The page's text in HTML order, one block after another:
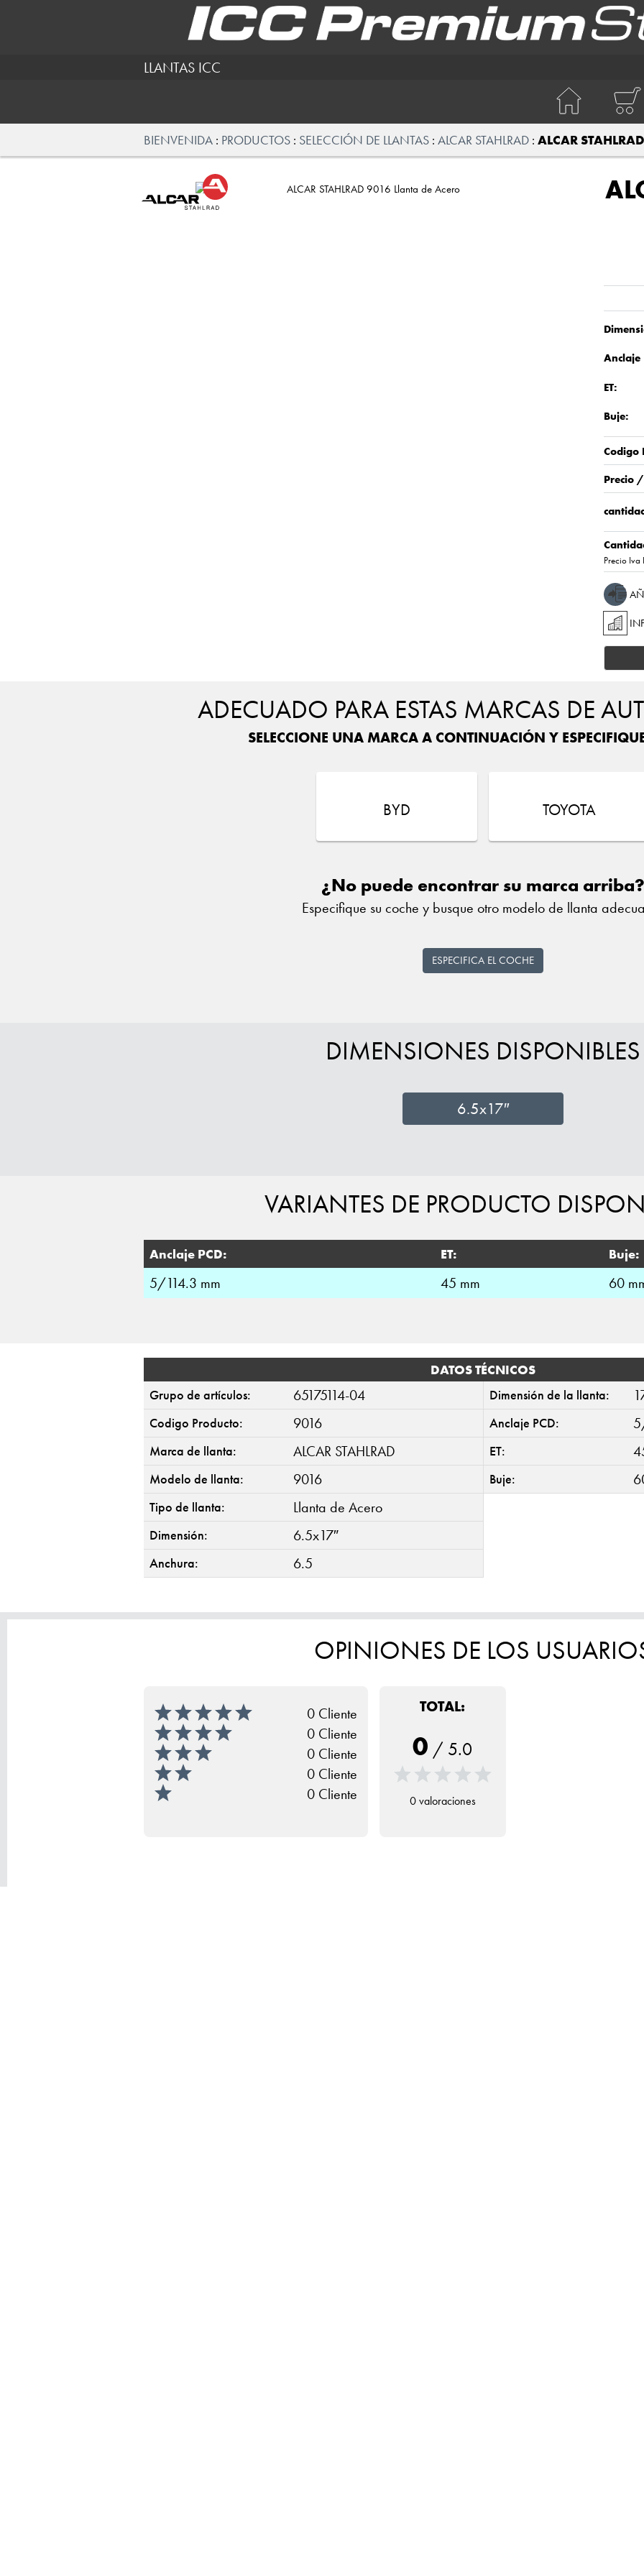
LLANTAS ICC
BIENVENIDA PRODUCTOS SELECCIÓN DE LLANTAS ALCAR STAHLRAD ALCAR
Anclaje
ET:
Buje:
Codigo
Precio
Precio Iva
ADECUADO PARA ESTAS MARCAS DE
SELECCIONE UNA MARCA A CONTINUACIÓN Y
BYD TOYOTA
¿No puede encontrar su marca arriba?
Especifique su coche y busque otro modelo de llanta
ESPECIFICA EL COCHE
DIMENSIONES DISPONIBLES
6.5x17″
VARIANTES DE PRODUCTO
Anclaje PCD: ET: Buje:
5/114.3 mm 45 mm 60
DATOS TÉCNICOS
Grupo de artículos:
65175114-04
Codigo Producto: 9016
Marca de llanta: ALCAR STAHLRAD
Modelo de llanta: 9016
Tipo de llanta: Llanta de Acero
Dimensión: 6.5x17″
Anchura: 6.5
Dimensión de la llanta:
Anclaje PCD:
ET:
Buje:
OPINIONES DE LOS
0 Cliente
0 Cliente
0 Cliente
0 Cliente
0 Cliente
TOTAL:
0 / 5.0
0 valoraciones